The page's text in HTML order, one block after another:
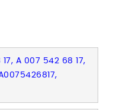
A 007 542 68 17,